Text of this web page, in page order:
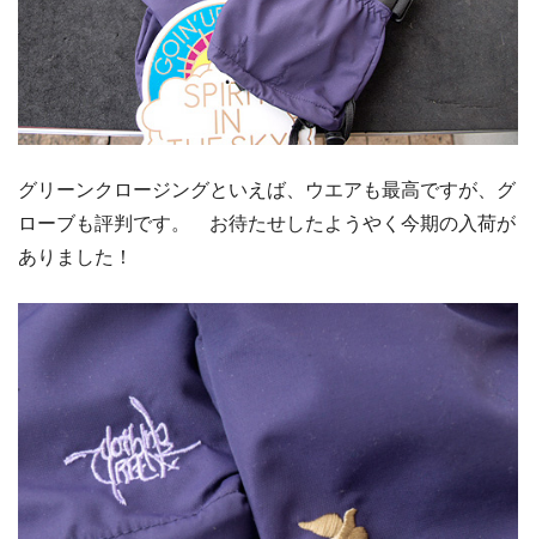
グリーンクロージングといえば、ウエアも最高ですが、グ
ローブも評判です。 お待たせしたようやく今期の入荷が
ありました！